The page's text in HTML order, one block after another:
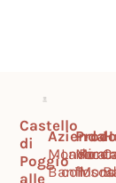
Castello
di
Poggio
alle
Azienda
Mondo
Banfi
Lavora
con